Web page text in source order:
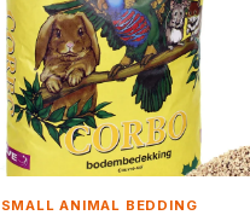
SMALL ANIMAL BEDDING